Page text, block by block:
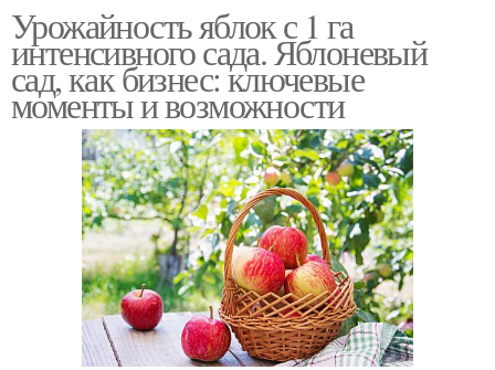
Урожайность яблок с 1 га
интенсивного сада. Яблоневый
сад, как бизнес: ключевые
моменты и возможности